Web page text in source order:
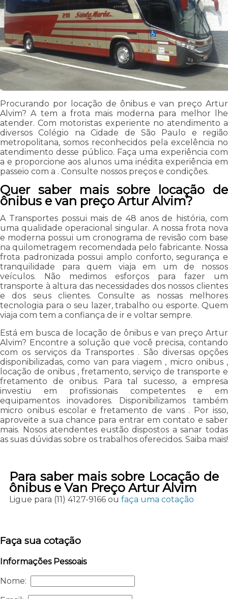
Procurando por locação de ônibus e van preço Artur
Alvim? A tem a frota mais moderna para melhor lhe
atender. Com motoristas experiente no atendimento a
diversos Colégio na Cidade de São Paulo e região
metropolitana, somos reconhecidos pela excelência no
atendimento desse público. Faça uma experiência com
a e proporcione aos alunos uma inédita experiência em
passeio com a . Consulte nossos preços e condições.
Quer saber mais sobre locação de
ônibus e van preço Artur Alvim?
A Transportes possui mais de 48 anos de história, com
uma qualidade operacional singular. A nossa frota nova
e moderna possui um cronograma de revisão com base
na quilometragem recomendada pelo fabricante. Nossa
frota padronizada possui amplo conforto, segurança e
tranquilidade para quem viaja em um de nossos
veículos. Não medimos esforços para fazer um
transporte à altura das necessidades dos nossos clientes
e dos seus clientes. Consulte as nossas melhores
tecnologia para o seu lazer, trabalho ou esporte. Quem
viaja com tem a confiança de ir e voltar sempre.
Está em busca de locação de ônibus e van preço Artur
Alvim? Encontre a solução que você precisa, contando
com os serviços da Transportes . São diversas opções
disponibilizadas, como van para viagem , micro onibus ,
locação de onibus , fretamento, serviço de transporte e
fretamento de onibus. Para tal sucesso, a empresa
investiu em profissionais competentes e em
equipamentos inovadores. Disponibilizamos também
micro onibus escolar e fretamento de vans . Por isso,
aproveite a sua chance para entrar em contato e saber
mais. Nosos atendentes eustão dispostos a sanar todas
as suas dúvidas sobre os trabalhos oferecidos. Saiba mais!
Para saber mais sobre Locação de
ônibus e Van Preço Artur Alvim
Ligue para (11) 4127-9166ou faça uma cotação
Faça sua cotação
Informações Pessoais
Nome: